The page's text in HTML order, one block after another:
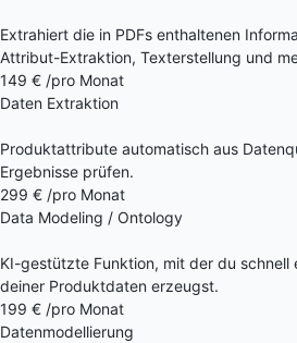
Extrahiert die in PDFs enthaltenen
Attribut-Extraktion, Texterstellung und
149 € /pro Monat
Daten Extraktion
Produktattribute automatisch aus
Ergebnisse prüfen.
299 € /pro Monat
Data Modeling / Ontology
KI-gestützte Funktion, mit der du schnell
deiner Produktdaten erzeugst.
199 € /pro Monat
Datenmodellierung